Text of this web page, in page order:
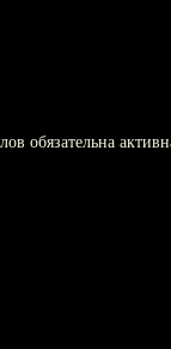
обязательна